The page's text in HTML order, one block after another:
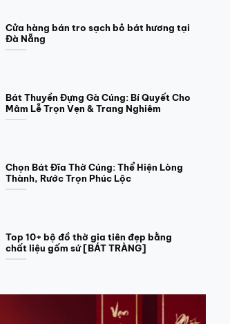
Cửa hàng bán tro sạch bỏ bát hương tại
Đà Nẵng
Bát Thuyền Đựng Gà Cúng: Bí Quyết Cho
Mâm Lễ Trọn Vẹn & Trang Nghiêm
Chọn Bát Đĩa Thờ Cúng: Thể Hiện Lòng
Thành, Rước Trọn Phúc Lộc
Top 10+ bộ đồ thờ gia tiên đẹp bằng
chất liệu gốm sứ [BÁT TRÀNG]